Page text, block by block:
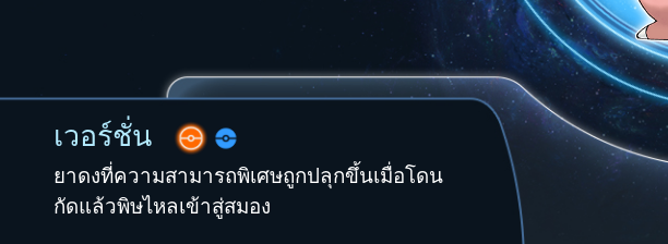
เวอร์ชั่น
ยาดงที่ความสามารถพิเศษถูกปลุกขึ้นเมื่อโดน
กัดแล้วพิษไหลเข้าสู่สมอง